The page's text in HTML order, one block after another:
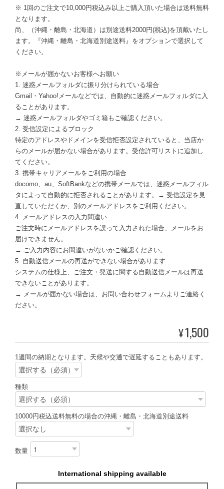
※ 1回のご注文で10,000円税込み以上ご購入頂いた場合は送料無料
となります。
尚、（沖縄・離島・北海道）は別途送料2000円(税込)を頂戴いたし
ます。『沖縄・離島・北海道別途送料』をオプションで選択して
ください。
※メールが届かないお客様へお願い
1. 迷惑メールフォルダに振り分けられている場合
Gmail・Yahoo!メールなどでは、自動的に迷惑メールフォルダに入
ることがあります。
→ 迷惑メールフォルダやゴミ箱もご確認ください。
2. 受信設定によるブロック
特定のアドレスやドメインを受信拒否設定されていると、当店か
らのメールが届かない場合があります。受信許可リストに追加し
てください。
3. 携帯キャリアメールをご利用の場合
docomo、au、SoftBankなどの携帯メールでは、迷惑メールフィル
タによって自動的に拒否されることがあります。→ 受信設定を見
直していただくか、別のメールアドレスをご利用ください。
4. メールアドレスの入力間違い
ご注文時にメールアドレスを誤って入力された場合、メールをお
届けできません。
→ ご入力内容にお間違いがないかご確認ください。
5. 自動送信メールの再送ができない場合があります
システムの仕様上、ご注文・発送に関する自動送信メールは再送
できないことがあります。
→ メールが届かない場合は、お問い合わせフォームよりご連絡く
ださい。
¥1,500
1週間の納期となります。天候や交通で遅延することもあります。
種類
10000円税込送料無料の場合の沖縄・離島・北海道別途送料
数量
International shipping available